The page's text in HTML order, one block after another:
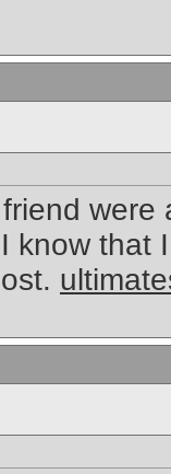
know that